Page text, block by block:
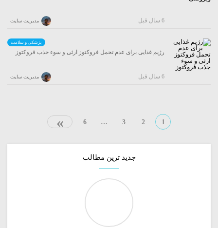
مدیریت سایت 6 سال قبل
پزشکی و سلامت
رژیم غذایی برای عدم تحمل فروکتوز ارثی و سوء جذب فروکتوز
مدیریت سایت 6 سال قبل
1
2
3
…
6
»
جدید ترین مطالب